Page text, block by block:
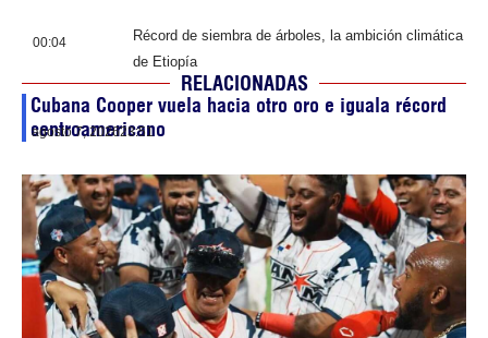
00:04
Récord de siembra de árboles, la ambición climática
de Etiopía
RELACIONADAS
Cubana Cooper vuela hacia otro oro e iguala récord
centroamericano
agosto 7, 202623:51